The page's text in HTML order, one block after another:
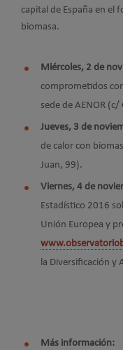
capital de España en el
biomasa.
Miércoles, 2 de
comprometidos
sede de AENOR (c/
Jueves, 3 de
de calor con
Juan, 99).
Viernes, 4 de
Estadístico 2016
Unión Europea y
la Diversificación y
Más información: